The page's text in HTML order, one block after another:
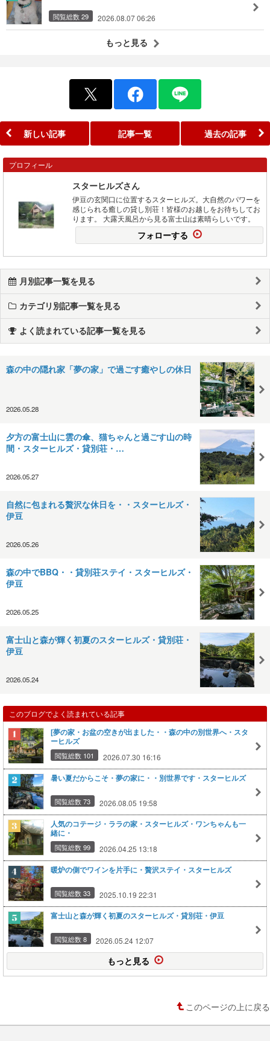
閲覧総数 29 2026.08.07 06:26
もっと見る
新しい記事 記事一覧 過去の記事
プロフィール
スターヒルズさん
伊豆の玄関口に位置するスターヒルズ。大自然のパワーを
感じられる癒しの貸し別荘！皆様のお越しをお待ちしてお
ります。 大露天風呂から見る富士山は素晴らしいです。
フォローする
月別記事一覧を見る
カテゴリ別記事一覧を見る
よく読まれている記事一覧を見る
森の中の隠れ家「夢の家」で過ごす癒やしの休日
2026.05.28
夕方の富士山に雲の傘、猫ちゃんと過ごす山の時
間・スターヒルズ・貸別荘・…
2026.05.27
自然に包まれる贅沢な休日を・・スターヒルズ・
伊豆
2026.05.26
森の中でBBQ・・貸別荘ステイ・スターヒルズ・
伊豆
2026.05.25
富士山と森が輝く初夏のスターヒルズ・貸別荘・
伊豆
2026.05.24
このブログでよく読まれている記事
[夢の家・お盆の空きが出ました・・森の中の別世界へ・スタ
ーヒルズ
閲覧総数 101 2026.07.30 16:16
暑い夏だからこそ・夢の家に・・別世界です・スターヒルズ
閲覧総数 73 2026.08.05 19:58
人気のコテージ・ララの家・スターヒルズ・ワンちゃんも一
緒に・
閲覧総数 99 2026.04.25 13:18
暖炉の側でワインを片手に・贅沢ステイ・スターヒルズ
閲覧総数 33 2025.10.19 22:31
富士山と森が輝く初夏のスターヒルズ・貸別荘・伊豆
閲覧総数 8 2026.05.24 12:07
もっと見る
このページの上に戻る